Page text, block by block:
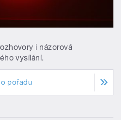
i názorová
vysílání.
pořadu